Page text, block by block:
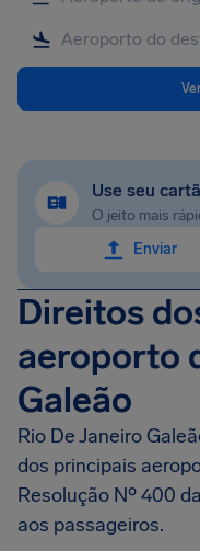
Use seu
O jeito mais
Enviar
Direitos
aeroporto
Galeão
Rio De Janeiro
dos principais
Resolução Nº 400
aos passageiros.